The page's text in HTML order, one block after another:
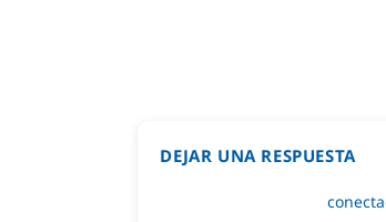
DEJAR UNA RESPUESTA
Lo siento, debes estar